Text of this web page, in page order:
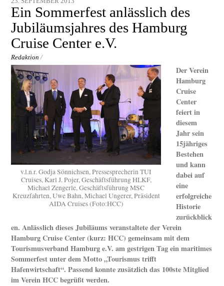
Ein Sommerfest anlässlich des
Jubiläumsjahres des Hamburg
Cruise Center e.V.
Redaktion /
v.l.n.r. Godja Sönnichsen, Pressesprecherin TUI
Cruises, Karl J. Pojer, Geschäftsführung HLKF,
Michael Zengerle, Geschäftsführung MSC
Kreuzfahrten, Uwe Bahn, Michael Ungerer, Präsident
AIDA Cruises (Foto:HCC)
Der Verein
Hamburg
Cruise
Center
feiert in
diesem
Jahr sein
15jähriges
Bestehen
und kann
dabei auf
eine
erfolgreiche
Historie
zurückblick
en. Anlässlich dieses Jubiläums veranstaltete der Verein
Hamburg Cruise Center (kurz: HCC) gemeinsam mit dem
Tourismusverband Hamburg e.V. am gestrigen Tag ein maritimes
Sommerfest unter dem Motto „Tourismus trifft
Hafenwirtschaft“. Passend konnte zusätzlich das 100ste Mitglied
im Verein HCC begrüßt werden.